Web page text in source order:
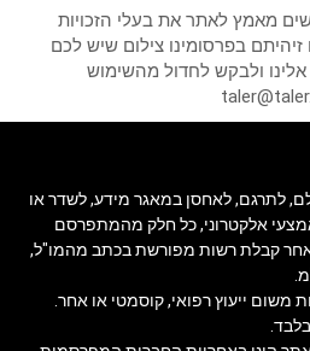
מאמץ לאתר את בעלי הזכויות
זיהיתם בפרסומינו צילום שיש לכם
ולבקש לחדול מהשימוש
לתרגם, לאחסן במאגר מידע, לשדר או
אלקטרוני, כל חלק מהמתפרסם
קבלת רשות מפורשת בכתב מהמו"ל,
ייעוץ רפואי, קוסמטי או אחר.